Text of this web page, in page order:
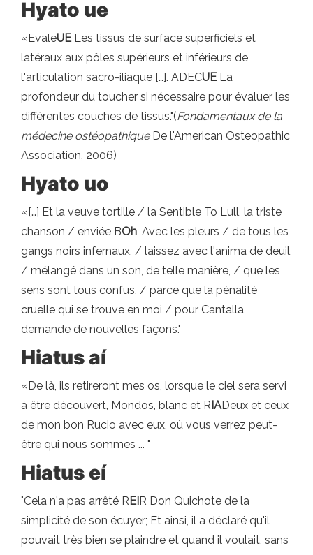
Hyato ue
«EvaleUELes tissus de surface superficiels et
latéraux aux pôles supérieurs et inférieurs de
l'articulation sacro-iliaque […]. ADECUELa
profondeur du toucher si nécessaire pour évaluer les
différentes couches de tissus."(Fondamentaux de la
médecine ostéopathiqueDe l'American Osteopathic
Association, 2006)
Hyato uo
«[…] Et la veuve tortille / la Sentible To Lull, la triste
chanson / enviée BOh, Avec les pleurs / de tous les
gangs noirs infernaux, / laissez avec l'anima de deuil,
/ mélangé dans un son, de telle manière, / que les
sens sont tous confus, / parce que la pénalité
cruelle qui se trouve en moi / pour Cantalla
demande de nouvelles façons."
Hiatus aí
«De là, ils retireront mes os, lorsque le ciel sera servi
à être découvert, Mondos, blanc et R IADeux et ceux
de mon bon Rucio avec eux, où vous verrez peut-
être qui nous sommes ... "
Hiatus eí
"Cela n'a pas arrêté R EI R Don Quichote de la
simplicité de son écuyer; Et ainsi, il a déclaré qu'il
pouvait très bien se plaindre et quand il voulait, sans